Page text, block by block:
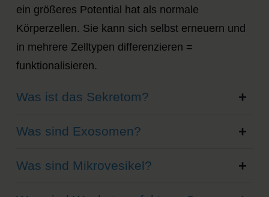
ein größeres Potential hat als normale
Körperzellen. Sie kann sich selbst erneuern und
in mehrere Zelltypen differenzieren =
funktionalisieren.
Was ist das Sekretom?
Was sind Exosomen?
Was sind Mikrovesikel?